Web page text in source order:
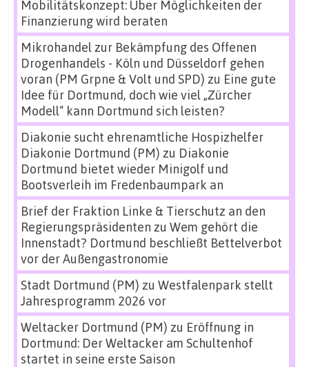
Mobilitätskonzept: Über Möglichkeiten der
Finanzierung wird beraten
Mikrohandel zur Bekämpfung des Offenen
Drogenhandels - Köln und Düsseldorf gehen
voran (PM Grpne & Volt und SPD) zu Eine gute
Idee für Dortmund, doch wie viel „Zürcher
Modell“ kann Dortmund sich leisten?
Diakonie sucht ehrenamtliche Hospizhelfer
Diakonie Dortmund (PM) zu Diakonie
Dortmund bietet wieder Minigolf und
Bootsverleih im Fredenbaumpark an
Brief der Fraktion Linke & Tierschutz an den
Regierungspräsidenten zu Wem gehört die
Innenstadt? Dortmund beschließt Bettelverbot
vor der Außengastronomie
Stadt Dortmund (PM) zu Westfalenpark stellt
Jahresprogramm 2026 vor
Weltacker Dortmund (PM) zu Eröffnung in
Dortmund: Der Weltacker am Schultenhof
startet in seine erste Saison